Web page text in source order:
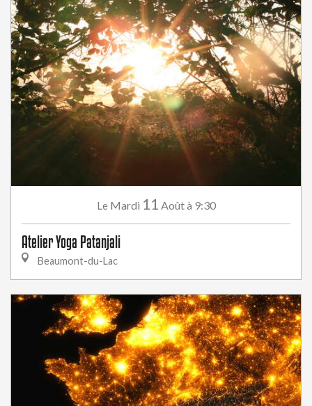
Le Mardi 11 Aoûtà 9:30
Atelier Yoga Patanjali
Beaumont-du-Lac